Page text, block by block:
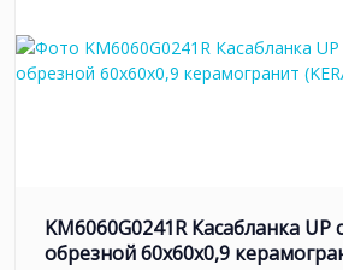
KM6060G0241R Касабланка
обрезной 60x60x0,9